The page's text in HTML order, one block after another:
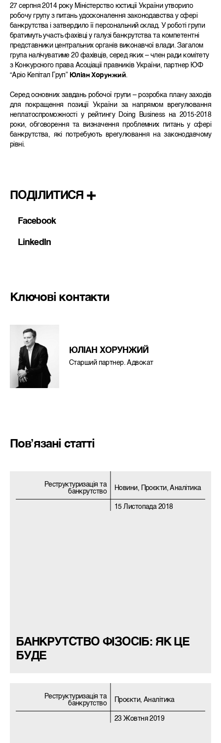
27 серпня 2014 року Міністерство юстиції України утворило
робочу групу з питань удосконалення законодавства у сфері
банкрутства і затвердило її персональний склад. У роботі групи
братимуть участь фахівці у галузі банкрутства та компетентні
представники центральних органів виконавчої влади. Загалом
група налічуватиме 20 фахівців, серед яких – член ради комітету
з Конкурсного права Асоціації правників України, партнер ЮФ
“Аріо Кепітал Груп” Юліан Хорунжий.
Серед основних завдань робочої групи – розробка плану заходів
для покращення позиції України за напрямом врегулювання
неплатоспроможності у рейтингу Doing Business на 2015-2018
роки, обговорення та визначення проблемних питань у сфері
банкрутства, які потребують врегулювання на законодавчому
рівні.
ПОДІЛИТИСЯ
Facebook
LinkedIn
Ключові контакти
ЮЛІАН ХОРУНЖИЙ
Старший партнер. Адвокат
Пов’язані статті
Реструктуризацiя та
банкрутство
Новини, Проєкти, Аналітика
15 Листопада 2018
БАНКРУТСТВО ФІЗОСІБ: ЯК ЦЕ
БУДЕ
Реструктуризацiя та
банкрутство
Проєкти, Аналітика
23 Жовтня 2019